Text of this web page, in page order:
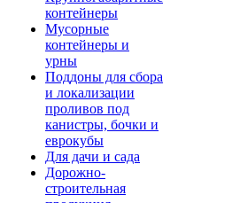
контейнеры
Мусорные
контейнеры и
урны
Поддоны для сбора
и локализации
проливов под
канистры, бочки и
еврокубы
Для дачи и сада
Дорожно-
строительная